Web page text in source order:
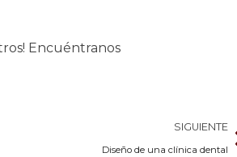
Encuéntranos
SIGUIENTE
Diseño de una clínica dental